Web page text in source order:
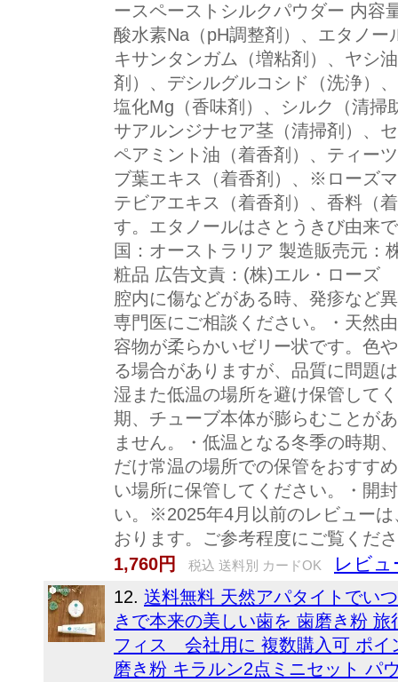
ースペーストシルクパウダー 内容
酸水素Na（pH調整剤）、エタノ
キサンタンガム（増粘剤）、ヤシ
剤）、デシルグルコシド（洗浄）
塩化Mg（香味剤）、シルク（清掃
サアルンジナセア茎（清掃剤）、
ペアミント油（着香剤）、ティー
ブ葉エキス（着香剤）、※ローズ
テビアエキス（着香剤）、香料（
す。エタノールはさとうきび由来
国：オーストラリア 製造販売元：
粧品 広告文責：(株)エル・ローズ
腔内に傷などがある時、発疹など
専門医にご相談ください。・天然
容物が柔らかいゼリー状です。色
る場合がありますが、品質に問題
湿また低温の場所を避け保管して
期、チューブ本体が膨らむことが
ません。・低温となる冬季の時期
だけ常温の場所での保管をおすす
い場所に保管してください。・開
い。※2025年4月以前のレビュー
おります。ご参考程度にご覧くだ
1,760円
税込 送料別 カードOK レビュ
12. 送料無料 天然アパタイトでい
きで本来の美しい歯を 歯磨き粉
フィス 会社用に 複数購入可 ポイ
磨き粉 キラルン2点ミニセット パ